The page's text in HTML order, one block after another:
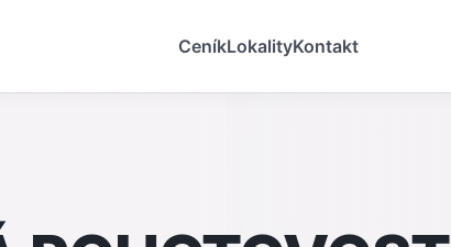
CeníkLokalityKontakt